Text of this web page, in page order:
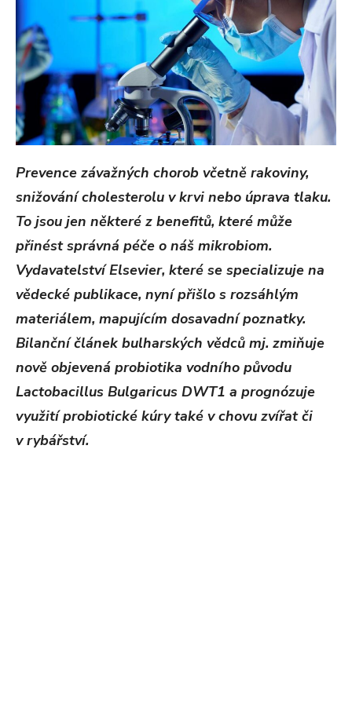
Prevence závažných chorob včetně rakoviny,
snižování cholesterolu v krvi nebo úprava tlaku.
To jsou jen některé z benefitů, které může
přinést správná péče o náš mikrobiom.
Vydavatelství Elsevier, které se specializuje na
vědecké publikace, nyní přišlo s rozsáhlým
materiálem, mapujícím dosavadní poznatky.
Bilanční článek bulharských vědců mj. zmiňuje
nově objevená probiotika vodního původu
Lactobacillus Bulgaricus DWT1 a prognózuje
využití probiotické kúry také v chovu zvířat či
v rybářství.